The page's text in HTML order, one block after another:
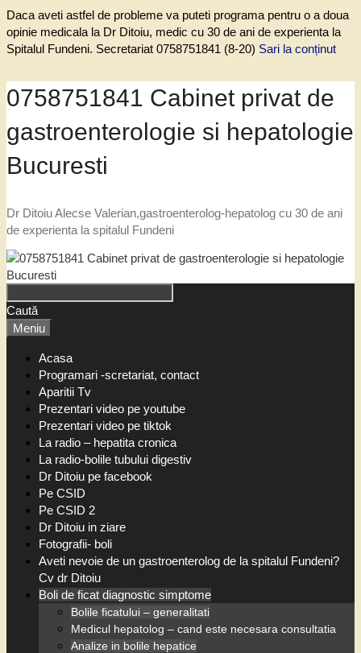
Daca aveti astfel de probleme va puteti programa pentru o a doua
opinie medicala la Dr Ditoiu, medic cu 30 de ani de experienta la
Spitalul Fundeni. Secretariat 0758751841 (8-20) Sari la conținut
0758751841 Cabinet privat de
gastroenterologie si hepatologie
Bucuresti
Dr Ditoiu Alecse Valerian,gastroenterolog-hepatolog cu 30 de ani
de experienta la spitalul Fundeni
Caută
Meniu
Acasa
Programari -scretariat, contact
Aparitii Tv
Prezentari video pe youtube
Prezentari video pe tiktok
La radio – hepatita cronica
La radio-bolile tubului digestiv
Dr Ditoiu pe facebook
Pe CSID
Pe CSID 2
Dr Ditoiu in ziare
Fotografii- boli
Aveti nevoie de un gastroenterolog de la spitalul Fundeni?
Cv dr Ditoiu
Boli de ficat diagnostic simptome
Bolile ficatului – generalitati
Medicul hepatolog – cand este necesara consultatia
Analize in bolile hepatice